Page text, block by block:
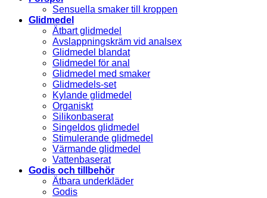
Sensuella smaker till kroppen
Glidmedel
Ätbart glidmedel
Avslappningskräm vid analsex
Glidmedel blandat
Glidmedel för anal
Glidmedel med smaker
Glidmedels-set
Kylande glidmedel
Organiskt
Silikonbaserat
Singeldos glidmedel
Stimulerande glidmedel
Värmande glidmedel
Vattenbaserat
Godis och tillbehör
Ätbara underkläder
Godis